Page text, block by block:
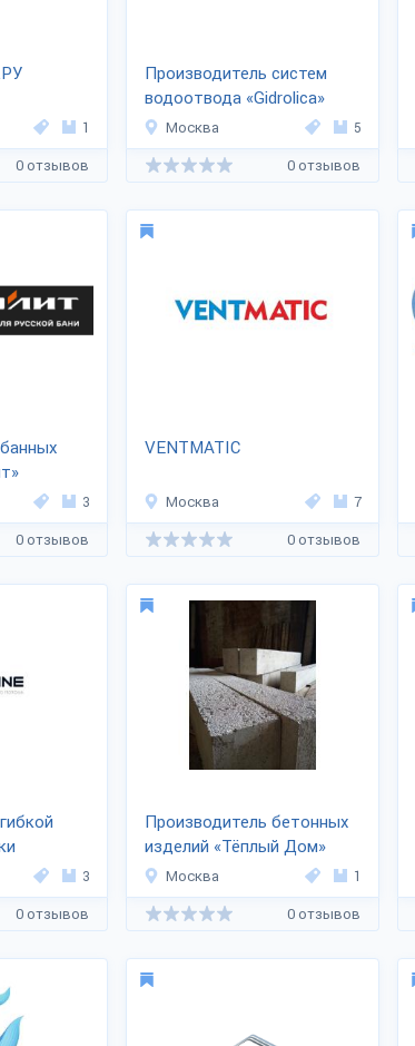
1
0 отзывов
Производитель систем
водоотвода «Gidrolica»
Москва 5
0 отзывов
3
0 отзывов
VENTMATIC
Москва 7
0 отзывов
3
0 отзывов
Производитель бетонных
изделий «Тёплый Дом»
Москва 1
0 отзывов